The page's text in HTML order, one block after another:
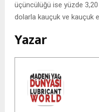
üçüncülüğü ise yüzde
dolarla kauçuk ve kauçuk
Yazar